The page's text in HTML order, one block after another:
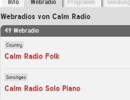
Info Webradio Programm
Webradios von Calm Radio
49 Webradio
Country
Calm Radio Folk
Sonstiges
Calm Radio Solo Piano